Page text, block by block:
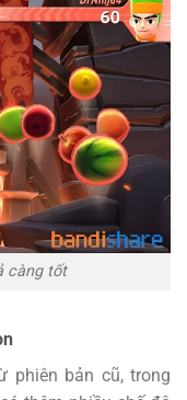
càng tốt
phiên bản cũ, trong